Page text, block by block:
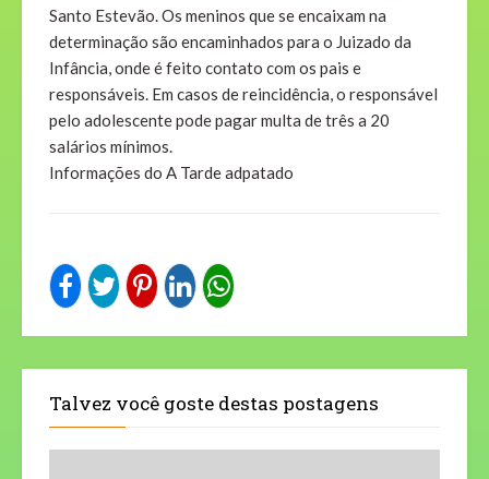
Santo Estevão. Os meninos que se encaixam na
determinação são encaminhados para o Juizado da
Infância, onde é feito contato com os pais e
responsáveis. Em casos de reincidência, o responsável
pelo adolescente pode pagar multa de três a 20
salários mínimos.
Informações do A Tarde adpatado
Talvez você goste destas postagens